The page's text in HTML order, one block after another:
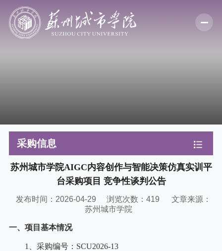
采购信息
苏州城市学院AIGC内容创作与智能决策仿真实训平
台采购项目 竞争性谈判公告
发布时间：2026-04-29 浏览次数： 419
文章来源：
苏州城市学院
一、项目基本情况
1 、采购编号：SCU2026-13